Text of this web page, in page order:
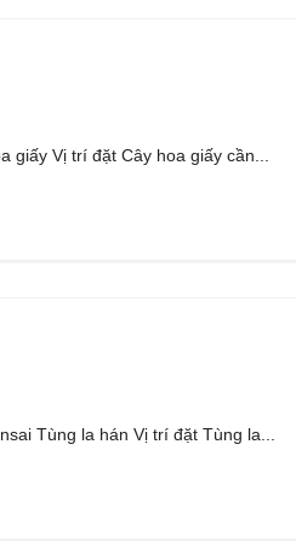
giấy Vị trí đặt Cây hoa giấy cần...
Tùng la hán Vị trí đặt Tùng la...